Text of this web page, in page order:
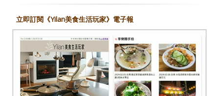
立即訂閱《Yilan美食生活玩家》電子報